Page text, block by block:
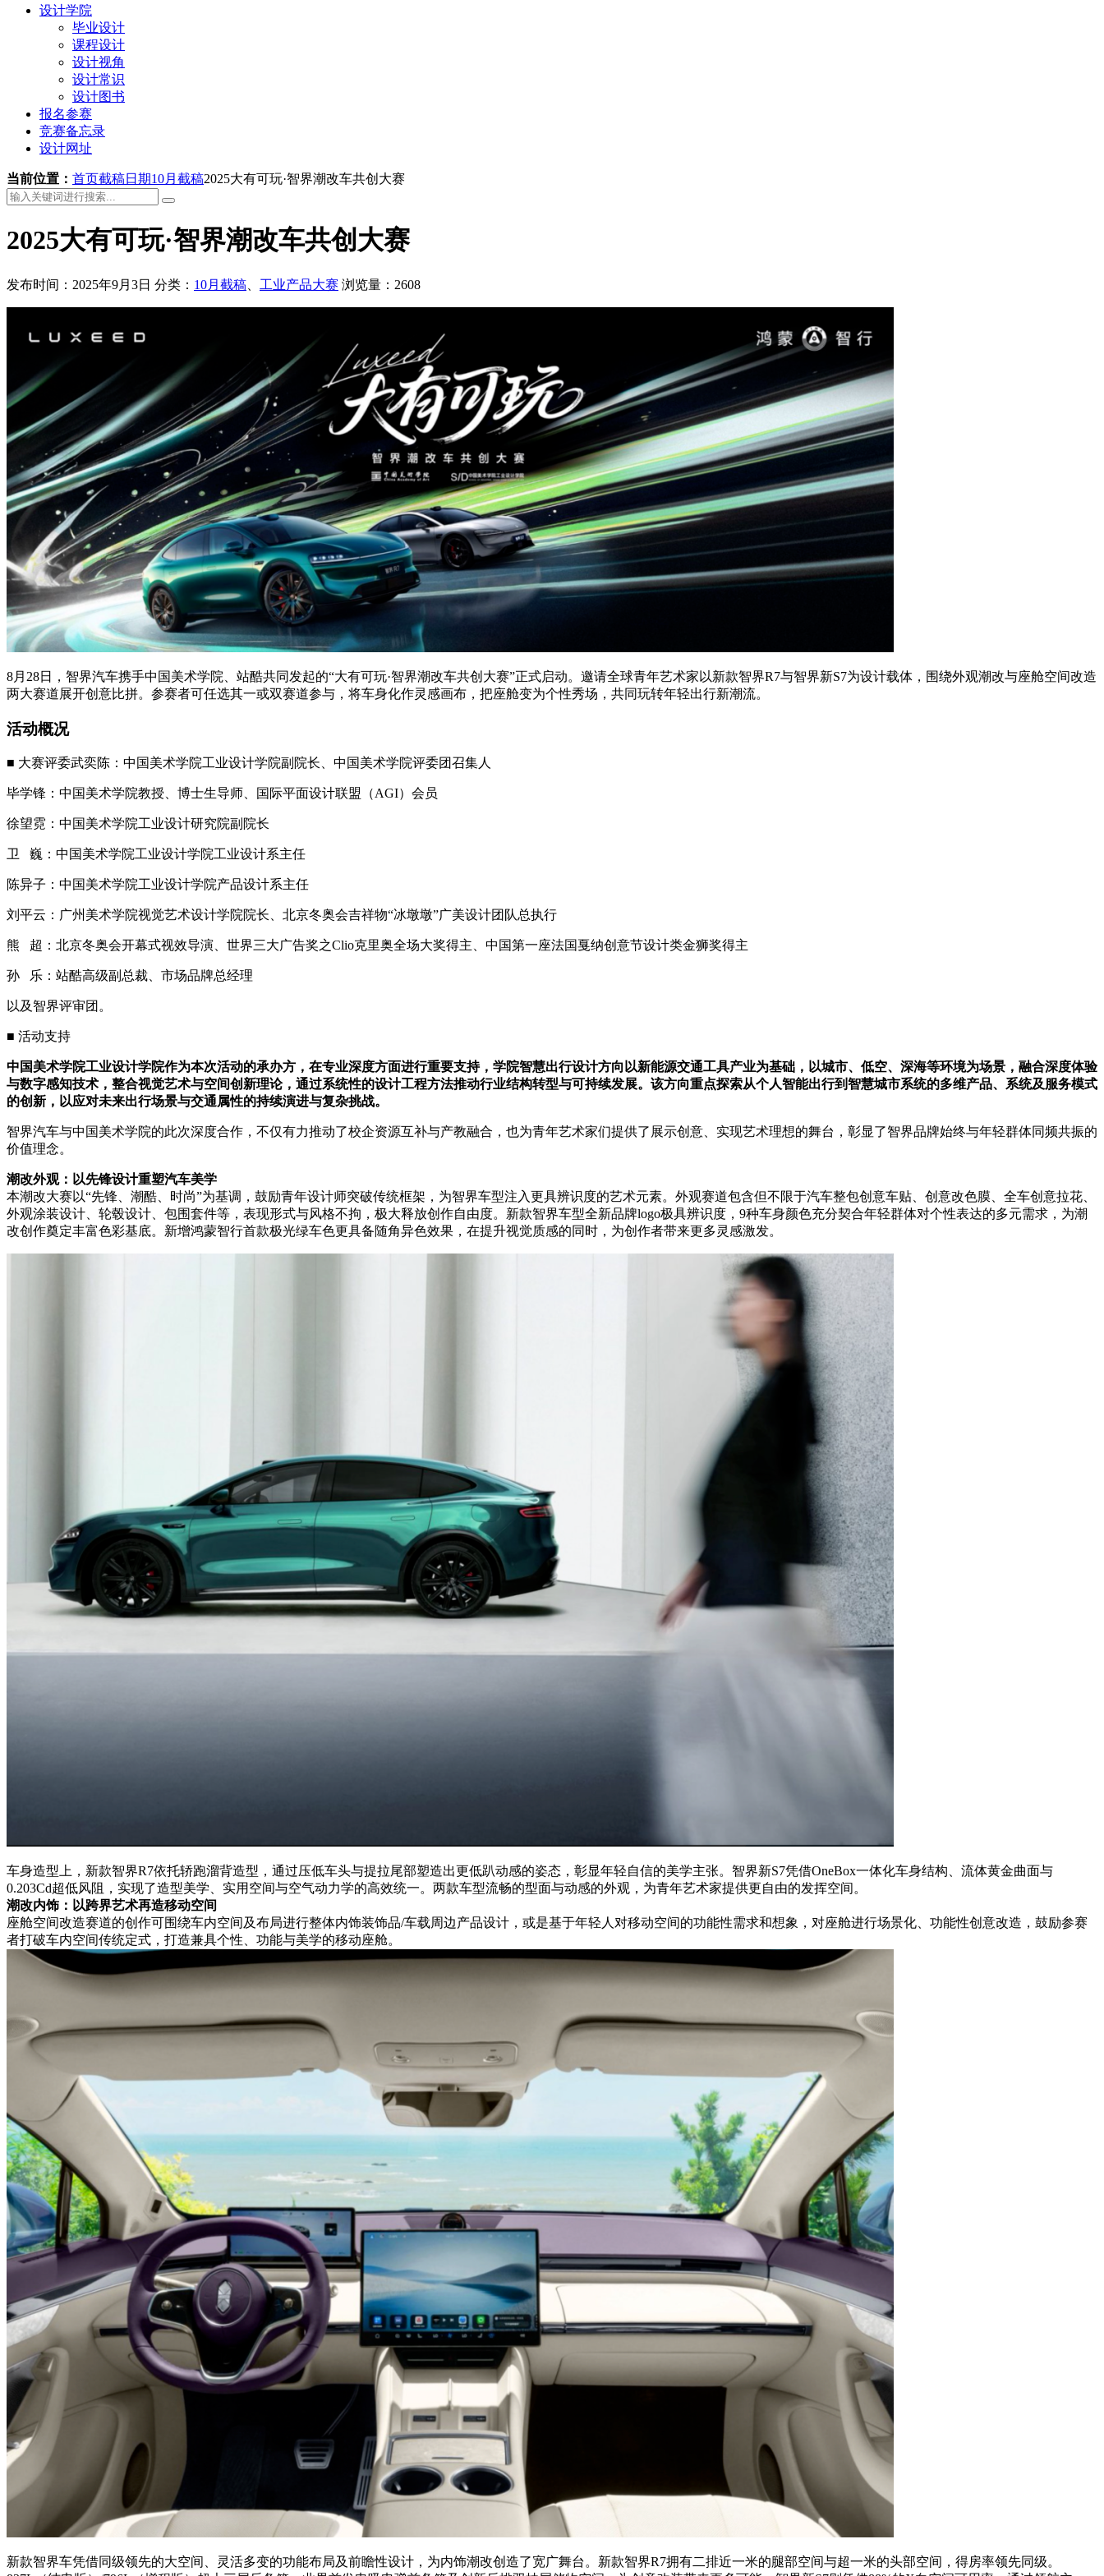
设计学院
毕业设计
课程设计
设计视角
设计常识
设计图书
报名参赛
竞赛备忘录
设计网址
当前位置： 首页截稿日期10月截稿2025大有可玩·智界潮改车共创大赛
2025大有可玩·智界潮改车共创大赛
发布时间：2025年9月3日 分类： 10月截稿 工业产品大赛 浏览量：2608
8月28日，智界汽车携手中国美术学院、站酷共同发起的“大有可玩·智界潮改车共创大赛”正式启动。邀请全球青年艺术家以新款智界R7与智界新S7为设计载体，围绕外观潮改与座舱空间改造
两大赛道展开创意比拼。参赛者可任选其一或双赛道参与，将车身化作灵感画布，把座舱变为个性秀场，共同玩转年轻出行新潮流。
活动概况
■ 大赛评委武奕陈：中国美术学院工业设计学院副院长、中国美术学院评委团召集人
毕学锋：中国美术学院教授、博士生导师、国际平面设计联盟（AGI）会员
徐望霓：中国美术学院工业设计研究院副院长
卫 巍：中国美术学院工业设计学院工业设计系主任
陈异子：中国美术学院工业设计学院产品设计系主任
刘平云：广州美术学院视觉艺术设计学院院长、北京冬奥会吉祥物“冰墩墩”广美设计团队总执行
熊 超：北京冬奥会开幕式视效导演、世界三大广告奖之Clio克里奥全场大奖得主、中国第一座法国戛纳创意节设计类金狮奖得主
孙 乐：站酷高级副总裁、市场品牌总经理
以及智界评审团。
■ 活动支持
中国美术学院工业设计学院作为本次活动的承办方，在专业深度方面进行重要支持，学院智慧出行设计方向以新能源交通工具产业为基础，以城市、低空、深海等环境为场景，融合深度体验
与数字感知技术，整合视觉艺术与空间创新理论，通过系统性的设计工程方法推动行业结构转型与可持续发展。该方向重点探索从个人智能出行到智慧城市系统的多维产品、系统及服务模式
的创新，以应对未来出行场景与交通属性的持续演进与复杂挑战。
智界汽车与中国美术学院的此次深度合作，不仅有力推动了校企资源互补与产教融合，也为青年艺术家们提供了展示创意、实现艺术理想的舞台，彰显了智界品牌始终与年轻群体同频共振的
价值理念。
潮改外观：以先锋设计重塑汽车美学
本潮改大赛以“先锋、潮酷、时尚”为基调，鼓励青年设计师突破传统框架，为智界车型注入更具辨识度的艺术元素。外观赛道包含但不限于汽车整包创意车贴、创意改色膜、全车创意拉花、
外观涂装设计、轮毂设计、包围套件等，表现形式与风格不拘，极大释放创作自由度。新款智界车型全新品牌logo极具辨识度，9种车身颜色充分契合年轻群体对个性表达的多元需求，为潮
改创作奠定丰富色彩基底。新增鸿蒙智行首款极光绿车色更具备随角异色效果，在提升视觉质感的同时，为创作者带来更多灵感激发。
车身造型上，新款智界R7依托轿跑溜背造型，通过压低车头与提拉尾部塑造出更低趴动感的姿态，彰显年轻自信的美学主张。智界新S7凭借OneBox一体化车身结构、流体黄金曲面与
0.203Cd超低风阻，实现了造型美学、实用空间与空气动力学的高效统一。两款车型流畅的型面与动感的外观，为青年艺术家提供更自由的发挥空间。
潮改内饰：以跨界艺术再造移动空间
座舱空间改造赛道的创作可围绕车内空间及布局进行整体内饰装饰品/车载周边产品设计，或是基于年轻人对移动空间的功能性需求和想象，对座舱进行场景化、功能性创意改造，鼓励参赛
者打破车内空间传统定式，打造兼具个性、功能与美学的移动座舱。
新款智界车凭借同级领先的大空间、灵活多变的功能布局及前瞻性设计，为内饰潮改创造了宽广舞台。新款智界R7拥有二排近一米的腿部空间与超一米的头部空间，得房率领先同级。